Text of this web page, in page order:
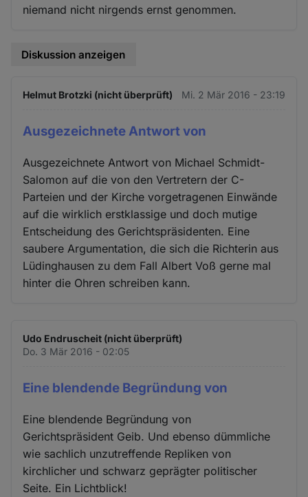
niemand nicht nirgends ernst genommen.
Diskussion anzeigen
Helmut Brotzki (nicht überprüft) Mi. 2 Mär 2016 - 23:19
Ausgezeichnete Antwort von
Ausgezeichnete Antwort von Michael Schmidt-
Salomon auf die von den Vertretern der C-
Parteien und der Kirche vorgetragenen Einwände
auf die wirklich erstklassige und doch mutige
Entscheidung des Gerichtspräsidenten. Eine
saubere Argumentation, die sich die Richterin aus
Lüdinghausen zu dem Fall Albert Voß gerne mal
hinter die Ohren schreiben kann.
Udo Endruscheit (nicht überprüft)
Do. 3 Mär 2016 - 02:05
Eine blendende Begründung von
Eine blendende Begründung von
Gerichtspräsident Geib. Und ebenso dümmliche
wie sachlich unzutreffende Repliken von
kirchlicher und schwarz geprägter politischer
Seite. Ein Lichtblick!